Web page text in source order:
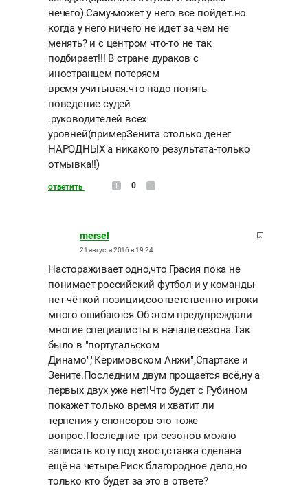
нечего).Саму-может у него все пойдет.но
когда у него ничего не идет за чем не
менять? и с центром что-то не так
подбирает!!! В стране дураков с
иностранцем потеряем
время учитывая.что надо понять
поведение судей
.руководителей всех
уровней(примерЗенита столько денег
НАРОДНЫХ а никакого результата-только
отмывка!!)
ответить 0
mersel
21 августа 2016 в 19:24
Настораживает одно,что Грасия пока не
понимает российский футбол и у команды
нет чёткой позиции,соответственно игроки
много ошибаются.Об этом предупреждали
многие специалисты в начале сезона.Так
было в "португальском
Динамо","Керимовском Анжи",Спартаке и
Зените.Последним двум прощается всё,ну а
первых двух уже нет!Что будет с Рубином
покажет только время и хватит ли
терпения у спонсоров это тоже
вопрос.Последние три сезонов можно
записать коту под хвост,ставка сделана
ещё на четыре.Риск благородное дело,но
только кто будет за это в ответе?